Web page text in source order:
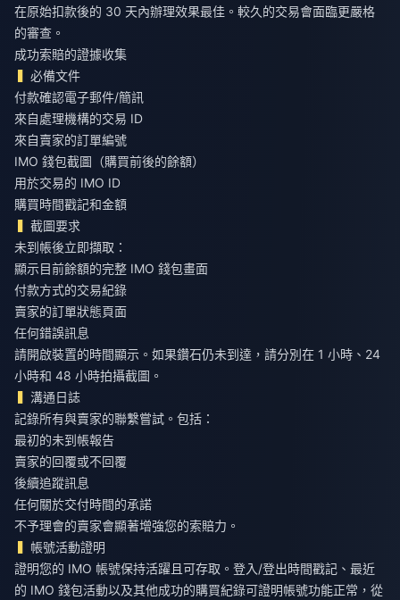
在原始扣款後的 30 天內辦理效果最佳。較久的交易會面臨更嚴格
的審查。
成功索賠的證據收集
必備文件
付款確認電子郵件/簡訊
來自處理機構的交易 ID
來自賣家的訂單編號
IMO 錢包截圖（購買前後的餘額）
用於交易的 IMO ID
購買時間戳記和金額
截圖要求
未到帳後立即擷取：
顯示目前餘額的完整 IMO 錢包畫面
付款方式的交易紀錄
賣家的訂單狀態頁面
任何錯誤訊息
請開啟裝置的時間顯示。如果鑽石仍未到達，請分別在 1 小時、24
小時和 48 小時拍攝截圖。
溝通日誌
記錄所有與賣家的聯繫嘗試。包括：
最初的未到帳報告
賣家的回覆或不回覆
後續追蹤訊息
任何關於交付時間的承諾
不予理會的賣家會顯著增強您的索賠力。
帳號活動證明
證明您的 IMO 帳號保持活躍且可存取。登入/登出時間戳記、最近
的 IMO 錢包活動以及其他成功的購買紀錄可證明帳號功能正常，從